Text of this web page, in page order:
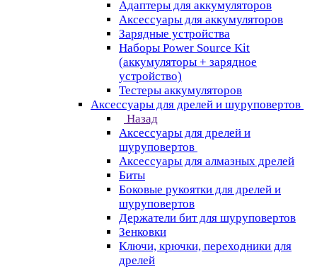
Адаптеры для аккумуляторов
Аксессуары для аккумуляторов
Зарядные устройства
Наборы Power Source Kit
(аккумуляторы + зарядное
устройство)
Тестеры аккумуляторов
Аксессуары для дрелей и шуруповертов
Назад
Аксессуары для дрелей и
шуруповертов
Аксессуары для алмазных дрелей
Биты
Боковые рукоятки для дрелей и
шуруповертов
Держатели бит для шуруповертов
Зенковки
Ключи, крючки, переходники для
дрелей